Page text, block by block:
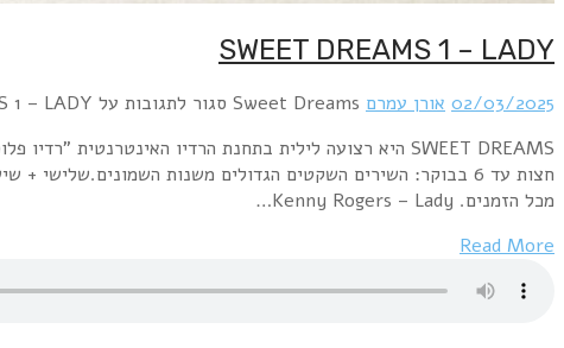
SWEET DREAMS 1 – LADY
02/03/2025 אורן עמרם Sweet Dreams סגור לתגובות על SWEET DREAMS 1 – LADY
מכל הזמנים. Kenny Rogers – Lady…
Read More